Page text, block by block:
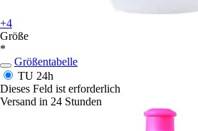
+4
Größe
*
Größentabelle
TU 24h
Dieses Feld ist erforderlich
Versand in 24 Stunden